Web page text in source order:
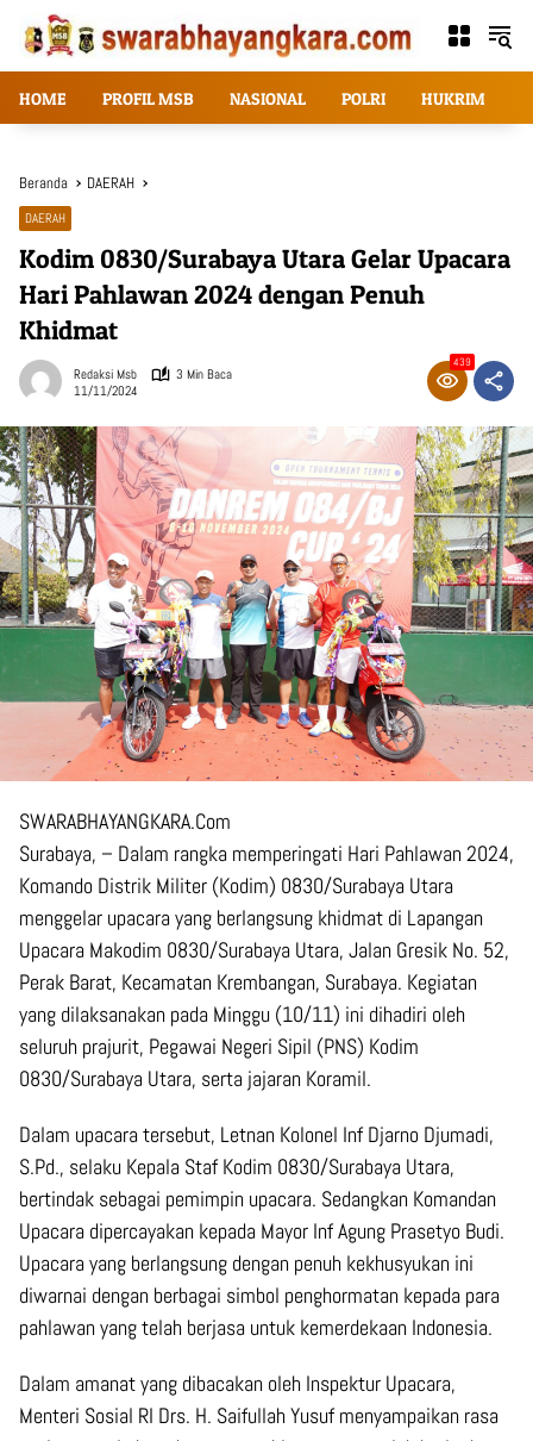
Langsung
konten
HOME PROFIL MSB NASIONAL POLRI HUKRIM
Beranda DAERAH
DAERAH
Kodim 0830/Surabaya Utara Gelar Upacara
Hari Pahlawan 2024 dengan Penuh
Khidmat
Redaksi Msb
3 Min Baca
11/11/2024
439
SWARABHAYANGKARA.Com
Surabaya, – Dalam rangka memperingati Hari Pahlawan 2024,
Komando Distrik Militer (Kodim) 0830/Surabaya Utara
menggelar upacara yang berlangsung khidmat di Lapangan
Upacara Makodim 0830/Surabaya Utara, Jalan Gresik No. 52,
Perak Barat, Kecamatan Krembangan, Surabaya. Kegiatan
yang dilaksanakan pada Minggu (10/11) ini dihadiri oleh
seluruh prajurit, Pegawai Negeri Sipil (PNS) Kodim
0830/Surabaya Utara, serta jajaran Koramil.
Dalam upacara tersebut, Letnan Kolonel Inf Djarno Djumadi,
S.Pd., selaku Kepala Staf Kodim 0830/Surabaya Utara,
bertindak sebagai pemimpin upacara. Sedangkan Komandan
Upacara dipercayakan kepada Mayor Inf Agung Prasetyo Budi.
Upacara yang berlangsung dengan penuh kekhusyukan ini
diwarnai dengan berbagai simbol penghormatan kepada para
pahlawan yang telah berjasa untuk kemerdekaan Indonesia.
Dalam amanat yang dibacakan oleh Inspektur Upacara,
Menteri Sosial RI Drs. H. Saifullah Yusuf menyampaikan rasa